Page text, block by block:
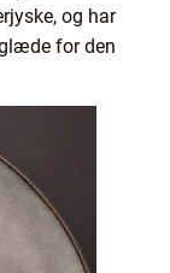
og har
for den